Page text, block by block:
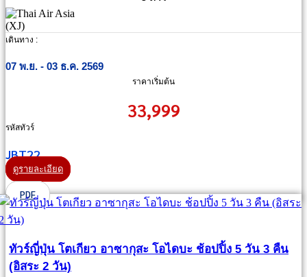
เดินทาง :
07 พ.ย. - 03 ธ.ค. 2569
ราคาเริ่มต้น
33,999
รหัสทัวร์
JBT22
ดูรายละเอียด
PDF
ทัวร์ญี่ปุ่น โตเกียว อาซากุสะ โอไดบะ ช้อปปิ้ง 5 วัน 3 คืน
(อิสระ 2 วัน)